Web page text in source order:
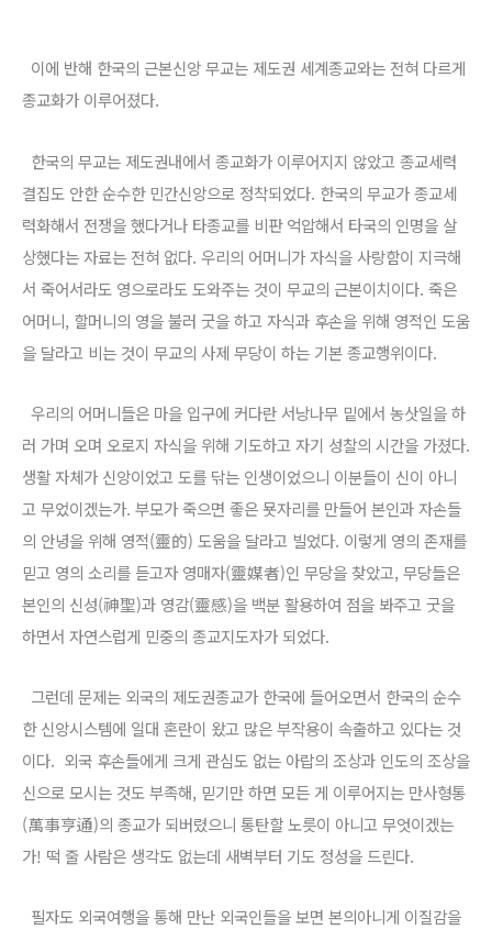
이에 반해 한국의 근본신앙 무교는 제도권 세계종교와는 전혀 다르게
종교화가 이루어졌다.
한국의 무교는 제도권내에서 종교화가 이루어지지 않았고 종교세력
결집도 안한 순수한 민간신앙으로 정착되었다. 한국의 무교가 종교세
력화해서 전쟁을 했다거나 타종교를 비판 억압해서 타국의 인명을 살
상했다는 자료는 전혀 없다. 우리의 어머니가 자식을 사랑함이 지극해
서 죽어서라도 영으로라도 도와주는 것이 무교의 근본이치이다. 죽은
어머니, 할머니의 영을 불러 굿을 하고 자식과 후손을 위해 영적인 도움
을 달라고 비는 것이 무교의 사제 무당이 하는 기본 종교행위이다.
우리의 어머니들은 마을 입구에 커다란 서낭나무 밑에서 농삿일을 하
러 가며 오며 오로지 자식을 위해 기도하고 자기 성찰의 시간을 가졌다.
생활 자체가 신앙이었고 도를 닦는 인생이었으니 이분들이 신이 아니
고 무었이겠는가. 부모가 죽으면 좋은 묫자리를 만들어 본인과 자손들
의 안녕을 위해 영적(靈的) 도움을 달라고 빌었다. 이렇게 영의 존재를
믿고 영의 소리를 듣고자 영매자(靈媒者)인 무당을 찾았고, 무당들은
본인의 신성(神聖)과 영감(靈感)을 백분 활용하여 점을 봐주고 굿을
하면서 자연스럽게 민중의 종교지도자가 되었다.
그런데 문제는 외국의 제도권종교가 한국에 들어오면서 한국의 순수
한 신앙시스템에 일대 혼란이 왔고 많은 부작용이 속출하고 있다는 것
이다. 외국 후손들에게 크게 관심도 없는 아랍의 조상과 인도의 조상을
신으로 모시는 것도 부족해, 믿기만 하면 모든 게 이루어지는 만사형통
(萬事亨通)의 종교가 되버렸으니 통탄할 노릇이 아니고 무엇이겠는
가! 떡 줄 사람은 생각도 없는데 새벽부터 기도 정성을 드린다.
필자도 외국여행을 통해 만난 외국인들을 보면 본의아니게 이질감을